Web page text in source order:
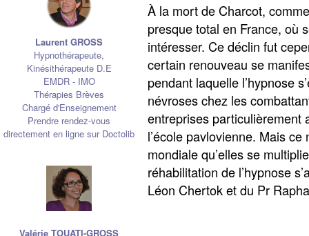
Laurent GROSS
Hypnothérapeute,
Kinésithérapeute D.E
EMDR - IMO
Thérapies Brèves
Chargé d'Enseignement
Prendre rendez-vous
directement en ligne sur Doctolib
Valérie TOUATI-GROSS
À la mort de Charcot,
presque total en France, où
intéresser. Ce déclin fut
certain renouveau se
pendant laquelle l’hypnose
névroses chez les
entreprises particulièrement
l’école pavlovienne. Mais ce
mondiale qu’elles se
réhabilitation de l’hypnose
Léon Chertok et du Pr